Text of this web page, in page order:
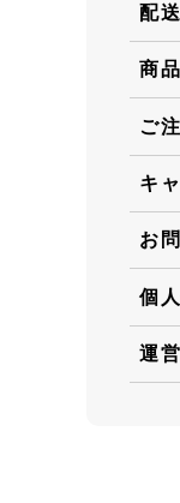
配
商
ご
キ
お
個
運